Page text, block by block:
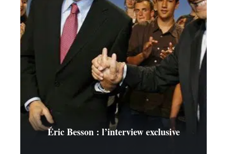
Éric Besson : l’interview exclusive